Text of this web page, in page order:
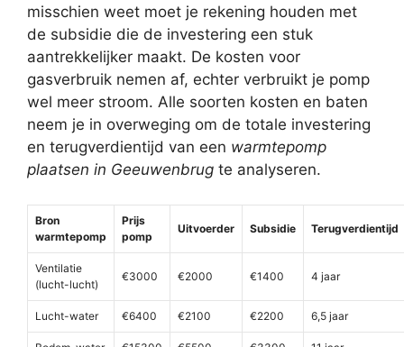
misschien weet moet je rekening houden met
de subsidie die de investering een stuk
aantrekkelijker maakt. De kosten voor
gasverbruik nemen af, echter verbruikt je pomp
wel meer stroom. Alle soorten kosten en baten
neem je in overweging om de totale investering
en terugverdientijd van een warmtepomp
plaatsen in Geeuwenbrug te analyseren.
Bron
warmtepomp
Prijs
pomp
Uitvoerder Subsidie Terugverdientijd
Ventilatie
(lucht-lucht)
€3000 €2000 €1400 4 jaar
Lucht-water €6400 €2100 €2200 6,5 jaar